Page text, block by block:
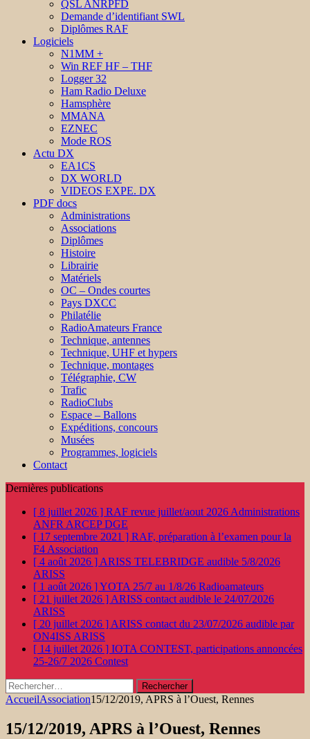
QSL ANRPFD
Demande d’identifiant SWL
Diplômes RAF
Logiciels
N1MM +
Win REF HF – THF
Logger 32
Ham Radio Deluxe
Hamsphère
MMANA
EZNEC
Mode ROS
Actu DX
EA1CS
DX WORLD
VIDEOS EXPE. DX
PDF docs
Administrations
Associations
Diplômes
Histoire
Librairie
Matériels
OC – Ondes courtes
Pays DXCC
Philatélie
RadioAmateurs France
Technique, antennes
Technique, UHF et hypers
Technique, montages
Télégraphie, CW
Trafic
RadioClubs
Espace – Ballons
Expéditions, concours
Musées
Programmes, logiciels
Contact
Dernières publications
[ 8 juillet 2026 ] RAF revue juillet/aout 2026 Administrations
ANFR ARCEP DGE
[ 17 septembre 2021 ] RAF, préparation à l’examen pour la
F4 Association
[ 4 août 2026 ] ARISS TELEBRIDGE audible 5/8/2026
ARISS
[ 1 août 2026 ]YOTA 25/7 au 1/8/26 Radioamateurs
[ 21 juillet 2026 ] ARISS contact audible le 24/07/2026
ARISS
[ 20 juillet 2026 ] ARISS contact du 23/07/2026 audible par
ON4ISS ARISS
[ 14 juillet 2026 ] IOTA CONTEST, participations annoncées
25-26/7 2026 Contest
Rechercher :
AccueilAssociation15/12/2019, APRS à l’Ouest, Rennes
15/12/2019, APRS à l’Ouest, Rennes